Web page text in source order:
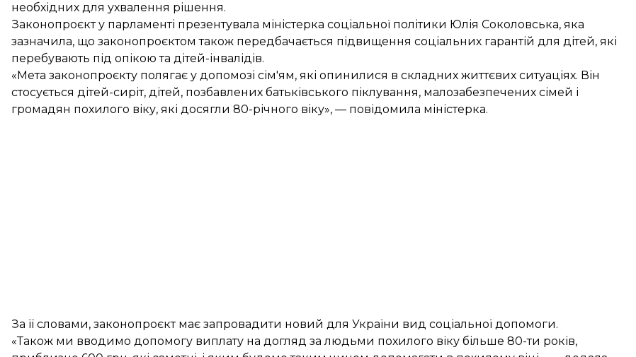
необхідних для ухвалення рішення.
Законопроєкт у парламенті презентувала міністерка соціальної політики Юлія Соколовська, яка
зазначила, що законопроєктом також передбачається підвищення соціальних гарантій для дітей, які
перебувають під опікою та дітей-інвалідів.
«Мета законопроєкту полягає у допомозі сім'ям, які опинилися в складних життєвих ситуаціях. Він
стосується дітей-сиріт, дітей, позбавлених батьківського піклування, малозабезпечених сімей і
громадян похилого віку, які досягли 80-річного віку», — повідомила міністерка.
За її словами, законопроєкт має запровадити новий для України вид соціальної допомоги.
«Також ми вводимо допомогу виплату на догляд за людьми похилого віку більше 80-ти років,